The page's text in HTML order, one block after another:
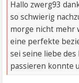
Hallo zwerg93
so schwierig
morge nicht mehr
eine perfekte
sei seine liebe des
passieren konnte